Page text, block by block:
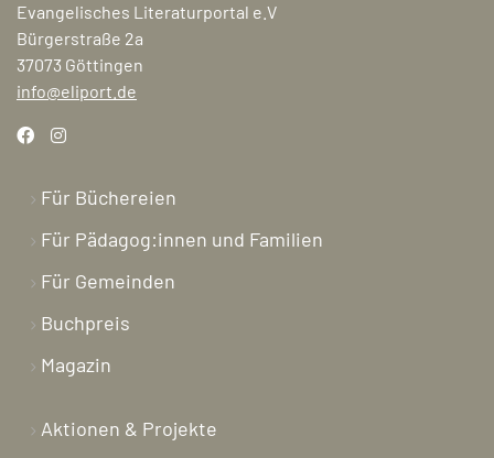
Evangelisches Literaturportal e.V
Bürgerstraße 2a
37073 Göttingen
info@eliport.de
Für Büchereien
Für Pädagog:innen und Familien
Für Gemeinden
Buchpreis
Magazin
Aktionen & Projekte